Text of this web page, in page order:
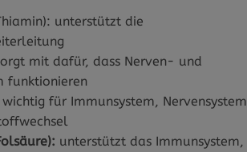
unterstützt die
mit dafür, dass Nerven- und
funktionieren
wichtig für Immunsystem, Nervensystem
unterstützt das Immunsystem,